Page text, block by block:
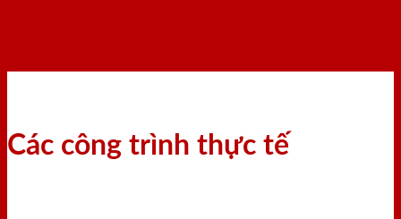
Các công trình thực tế